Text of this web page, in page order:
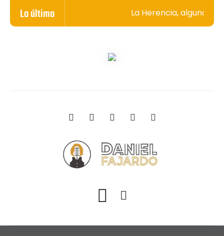
Lo último La Herencia, algunos